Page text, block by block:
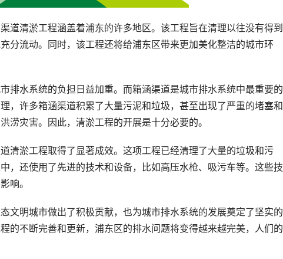
道清淤工程涵盖着浦东的许多地区。该工程旨在清理以往没有得到
分流动。同时，该工程还将给浦东区带来更加美化整洁的城市环
排水系统的负担日益加重。而箱涵渠道是城市排水系统中最重要的
，许多箱涵渠道积累了大量污泥和垃圾，甚至出现了严重的堵塞和
涝灾害。因此，清淤工程的开展是十分必要的。
清淤工程取得了显著成效。这项工程已经清理了大量的垃圾和污
，还使用了先进的技术和设备，比如高压水枪、吸污车等。这些技
响。
文明城市做出了积极贡献，也为城市排水系统的发展奠定了坚实的
的不断完善和更新，浦东区的排水问题将变得越来越完美，人们的